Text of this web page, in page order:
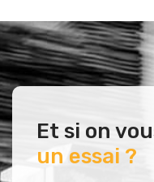
Et si on
un essai ?